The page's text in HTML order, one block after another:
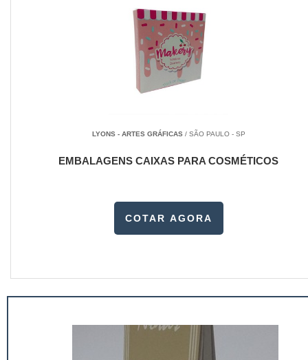
LYONS - ARTES GRÁFICAS/ SÃO PAULO - SP
EMBALAGENS CAIXAS PARA COSMÉTICOS
COTAR AGORA